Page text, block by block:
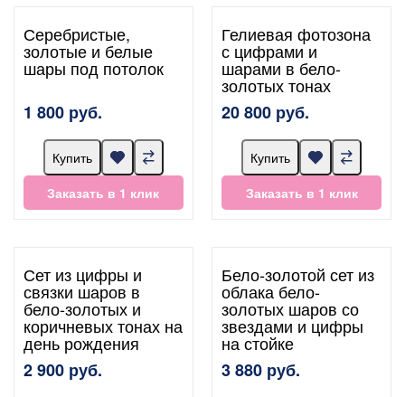
Серебристые,
золотые и белые
шары под потолок
1 800 руб.
Купить
Заказать в 1 клик
Гелиевая фотозона
с цифрами и
шарами в бело-
золотых тонах
20 800 руб.
Купить
Заказать в 1 клик
Сет из цифры и
связки шаров в
бело-золотых и
коричневых тонах на
день рождения
2 900 руб.
Бело-золотой сет из
облака бело-
золотых шаров со
звездами и цифры
на стойке
3 880 руб.